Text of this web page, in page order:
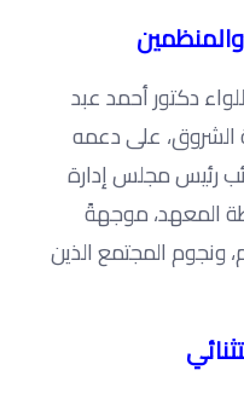
دكتور أحمد عبد
الشروق، على دعمه
رئيس مجلس إدارة
المعهد، موجهةً
ونجوم المجتمع الذين